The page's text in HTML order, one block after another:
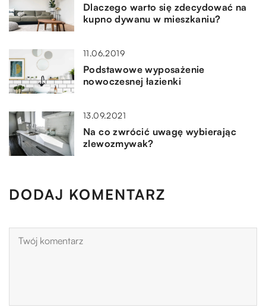
Dlaczego warto się zdecydować na
kupno dywanu w mieszkaniu?
11.06.2019
Podstawowe wyposażenie
nowoczesnej łazienki
13.09.2021
Na co zwrócić uwagę wybierając
zlewozmywak?
DODAJ KOMENTARZ